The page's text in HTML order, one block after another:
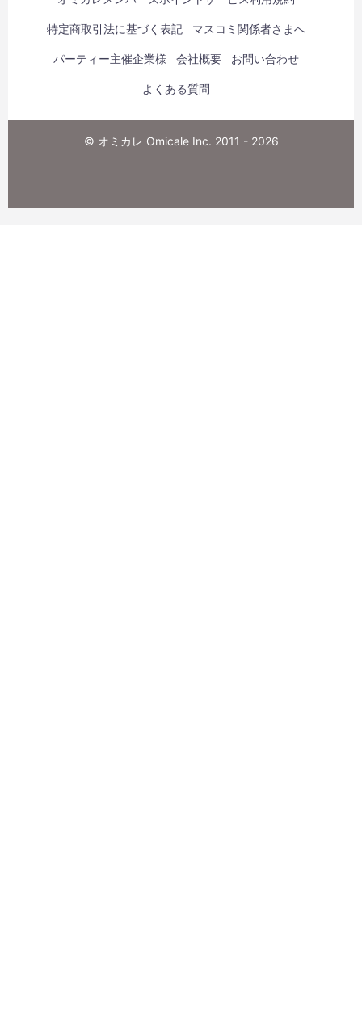
特定商取引法に基づく表記 マスコミ関係者さまへ
パーティー主催企業様 会社概要 お問い合わせ
よくある質問
© オミカレ Omicale Inc. 2011 - 2026